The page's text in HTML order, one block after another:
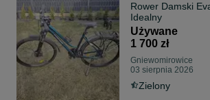
Rower Damski
Idealny
Używane
1 700 zł
Gniewomirowice
03 sierpnia 2026
Zielony